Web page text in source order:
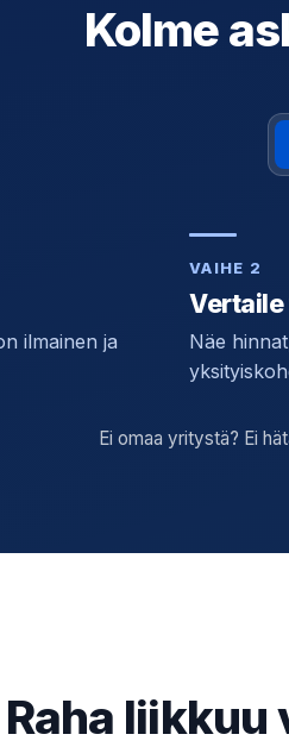
Kolme
ilmainen ja
VAIHE 2
Näe
Ei omaa yritystä? Ei
Raha liikkuu